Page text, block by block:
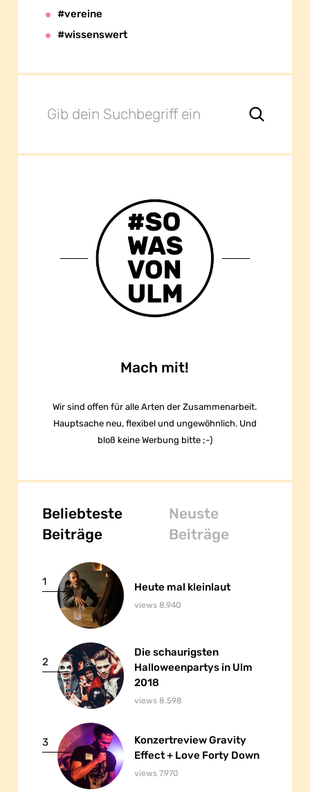
#vereine
#wissenswert
Mach mit!
Wir sind offen für alle Arten der Zusammenarbeit.
Hauptsache neu, flexibel und ungewöhnlich. Und
bloß keine Werbung bitte ;-)
Beliebteste
Beiträge
Neuste
Beiträge
1 Heute mal kleinlaut
Heute mal kleinlaut
views 8.940
2
Die schaurigsten
Halloweenpartys in Ulm
2018
Die schaurigsten
Halloweenpartys in Ulm
2018
views 8.598
3
Konzertreview Gravity
Effect + Love Forty Down
Konzertreview Gravity
Effect + Love Forty Down
views 7.970